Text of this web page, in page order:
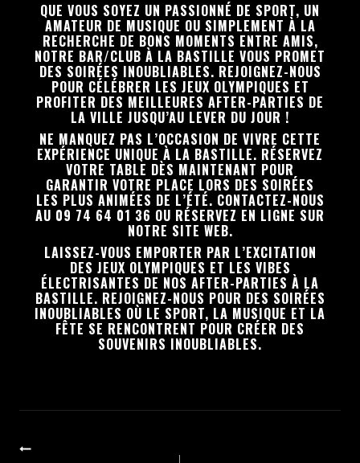
QUE VOUS SOYEZ UN PASSIONNÉ DE SPORT, UN
AMATEUR DE MUSIQUE OU SIMPLEMENT À LA
RECHERCHE DE BONS MOMENTS ENTRE AMIS,
NOTRE BAR/CLUB À LA BASTILLE VOUS PROMET
DES SOIRÉES INOUBLIABLES. REJOIGNEZ-NOUS
POUR CÉLÉBRER LES JEUX OLYMPIQUES ET
PROFITER DES MEILLEURES AFTER-PARTIES DE
LA VILLE JUSQU’AU LEVER DU JOUR !
NE MANQUEZ PAS L’OCCASION DE VIVRE CETTE
EXPÉRIENCE UNIQUE À LA BASTILLE. RÉSERVEZ
VOTRE TABLE DÈS MAINTENANT POUR
GARANTIR VOTRE PLACE LORS DES SOIRÉES
LES PLUS ANIMÉES DE L’ÉTÉ. CONTACTEZ-NOUS
AU 09 74 64 01 36 OU RÉSERVEZ EN LIGNE SUR
NOTRE SITE WEB.
LAISSEZ-VOUS EMPORTER PAR L’EXCITATION
DES JEUX OLYMPIQUES ET LES VIBES
ÉLECTRISANTES DE NOS AFTER-PARTIES À LA
BASTILLE. REJOIGNEZ-NOUS POUR DES SOIRÉES
INOUBLIABLES OÙ LE SPORT, LA MUSIQUE ET LA
FÊTE SE RENCONTRENT POUR CRÉER DES
SOUVENIRS INOUBLIABLES.